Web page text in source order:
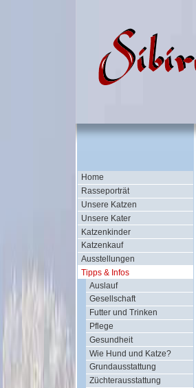
Home
Rasseporträt
Unsere Katzen
Unsere Kater
Katzenkinder
Katzenkauf
Ausstellungen
Tipps & Infos
Auslauf
Gesellschaft
Futter und Trinken
Pflege
Gesundheit
Wie Hund und Katze?
Grundausstattung
Züchterausstattung